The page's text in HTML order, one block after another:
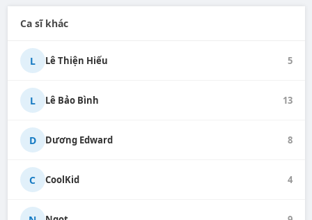
Ca sĩ khác
L Lê Thiện Hiếu 5
L Lê Bảo Bình 13
D Dương Edward 8
C CoolKid 4